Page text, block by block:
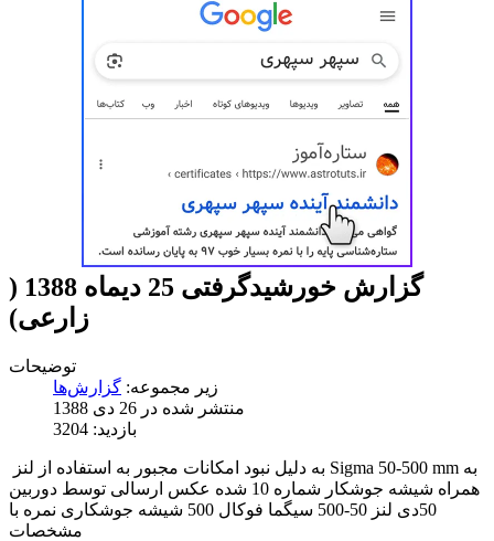
گزارش خورشیدگرفتی 25 دیماه 1388 (
زارعی)
توضیحات
زیر مجموعه: گزارش‌ها
منتشر شده در 26 دی 1388
بازدید: 3204
همراه شیشه جوشکار شماره 10 شده عکس ارسالی توسط دوربین
50دی لنز 50-500 سیگما فوکال 500 شیشه جوشکاری نمره با
مشخصات